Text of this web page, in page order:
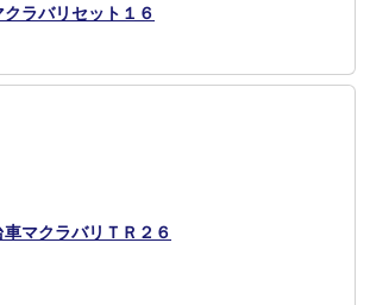
ラバリセット１６
マクラバリＴＲ２６